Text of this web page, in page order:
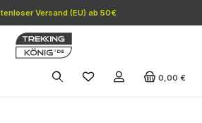
Versand (EU) ab 50€
0,00 €